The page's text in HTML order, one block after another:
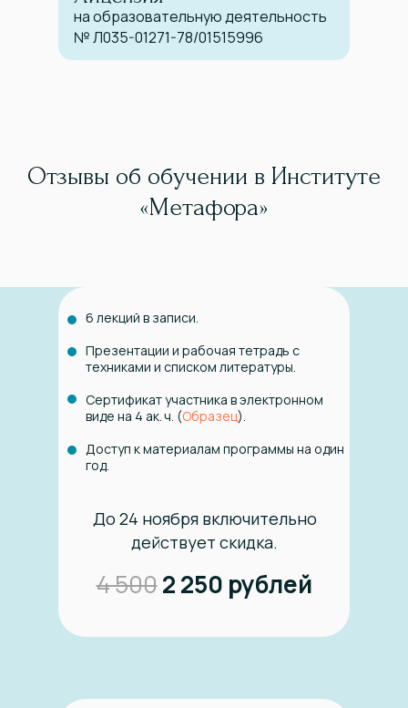
на образовательную деятельность
№ Л035-01271-78/01515996
Отзывы об обучении в Институте
«Метафора»
6 лекций в записи.
Презентации и рабочая тетрадь с
техниками и списком литературы.
Сертификат участника в электронном
виде на 4 ак. ч. (Образец).
Доступ к материалам программы на один
год.
До 24 ноября включительно
действует скидка.
4 5002 250 рублей